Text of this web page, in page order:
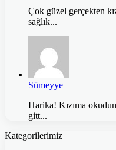
Çok güzel gerçekten
sağlık...
Sümeyye
Harika! Kızıma
gitt...
Kategorilerimiz